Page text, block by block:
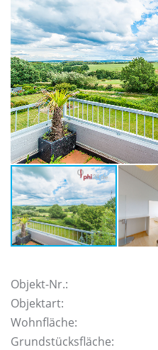
Objekt-Nr.:
Objektart:
Wohnfläche:
Grundstücksfläche: